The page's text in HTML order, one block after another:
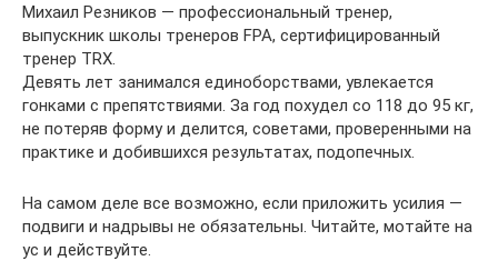
Михаил Резников — профессиональный тренер,
выпускник школы тренеров FPA, сертифицированный
тренер TRX.
Девять лет занимался единоборствами, увлекается
гонками с препятствиями. За год похудел со 118 до 95 кг,
не потеряв форму и делится, советами, проверенными на
практике и добившихся результатах, подопечных.
На самом деле все возможно, если приложить усилия —
подвиги и надрывы не обязательны. Читайте, мотайте на
ус и действуйте.